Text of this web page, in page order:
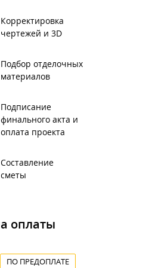
Корректировка
чертежей и 3D
Подбор отделочных
материалов
Подписание
финального акта и
оплата проекта
Составление
сметы
оплаты
ПО ПРЕДОПЛАТЕ